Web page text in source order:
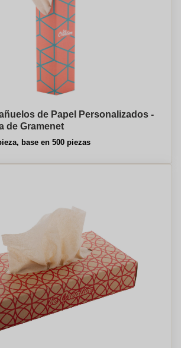
de Papel Personalizados -
de Gramenet
base en 500 piezas